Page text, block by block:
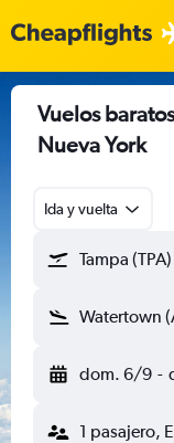
Vuelos
Nueva York
Ida y vuelta
Tampa (TPA)
Watertown
dom. 6/9 -
1 pasajero,